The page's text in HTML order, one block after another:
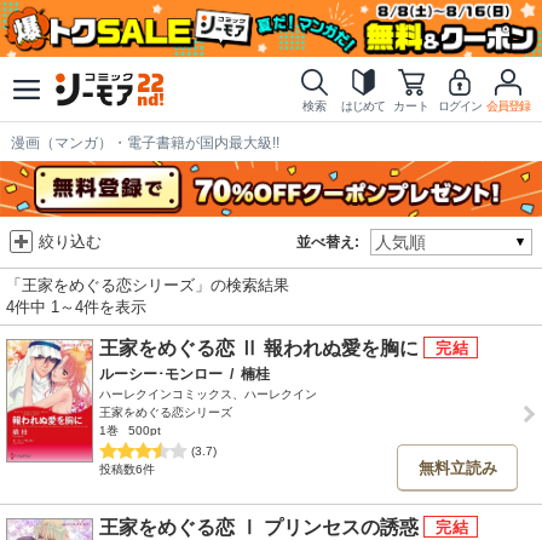
検索 はじめて カート ログイン 会員登録
漫画（マンガ）・電子書籍が国内最大級!!
並べ替え:
絞り込む
「王家をめぐる恋シリーズ」の検索結果
4件中 1～4件を表示
王家をめぐる恋 Ⅱ 報われぬ愛を胸に
ルーシー･モンロー / 楠桂
ハーレクインコミックス、ハーレクイン
王家をめぐる恋シリーズ
1巻
500pt
(3.7)
投稿数6件
無料立読み
王家をめぐる恋 Ⅰ プリンセスの誘惑